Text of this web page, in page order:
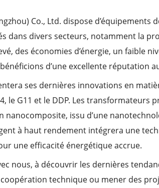
Co., Ltd. dispose
divers secteurs, notamment la
des économies d’énergie, un faible
d’une excellente réputation
ses dernières innovations en
le G11 et le DDP. Les transformateurs
nanocomposite, issu d’une
à haut rendement intégrera une
une efficacité énergétique accrue.
nous, à découvrir les dernières
technique ou mener des